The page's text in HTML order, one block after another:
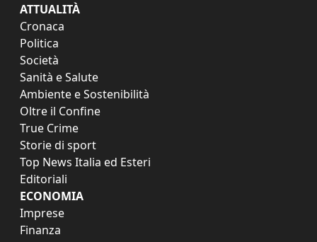
ATTUALITÀ
Cronaca
Politica
Società
Sanità e Salute
Ambiente e Sostenibilità
Oltre il Confine
True Crime
Storie di sport
Top News Italia ed Esteri
Editoriali
ECONOMIA
Imprese
Finanza